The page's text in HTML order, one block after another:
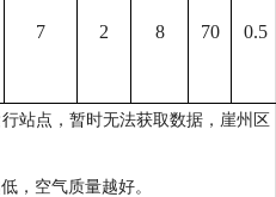
7 2 8 70 0.5
站点，暂时无法获取数据，崖州区
，空气质量越好。